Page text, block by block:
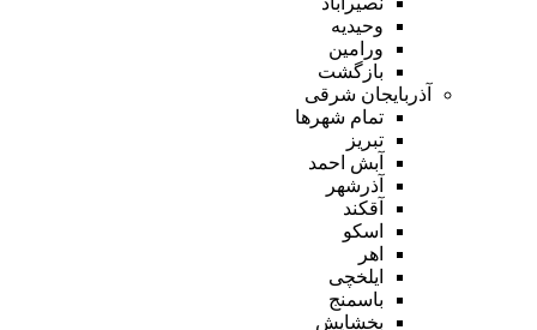
وحیدیه
ورامین
بازگشت
آذربایجان شرقی
تمام شهر‌ها
تبریز
آبش احمد
آذرشهر
آقکند
اسکو
اهر
ایلخچی
باسمنج
بخشایش